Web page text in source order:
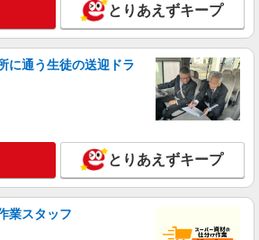
給11200円 ※時給1400円相当 ※残業代支給
別途支給（規定あり） ゜+゜・。○。・゜
。○。・゜+゜ 入社祝い金10万円支給(規定
分県大分市の家電量販店
詳細を見る
機種に詳しくなれる携帯販売
】
給1400円〜1450円（経験・能力による） ※
代支給 ★交通費別途支給（規定あり） ゜
とりあえずキープ
に通う生徒の送迎ドラ
とりあえずキープ
業スタッフ